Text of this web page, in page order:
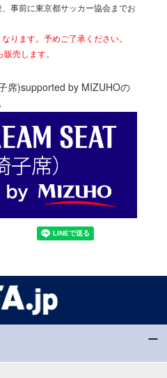
事前に東京都サッカー協会までお
ります。予めご了承ください。
売します。
席)supported by MIZUHOの